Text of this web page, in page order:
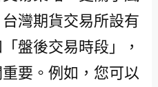
灣期貨交易所設有
盤後交易時段」，
要。例如，您可以